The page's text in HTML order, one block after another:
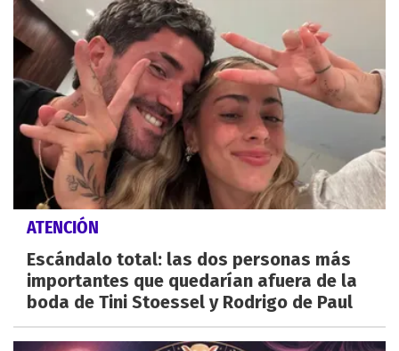
ATENCIÓN
Escándalo total: las dos personas más
importantes que quedarían afuera de la
boda de Tini Stoessel y Rodrigo de Paul